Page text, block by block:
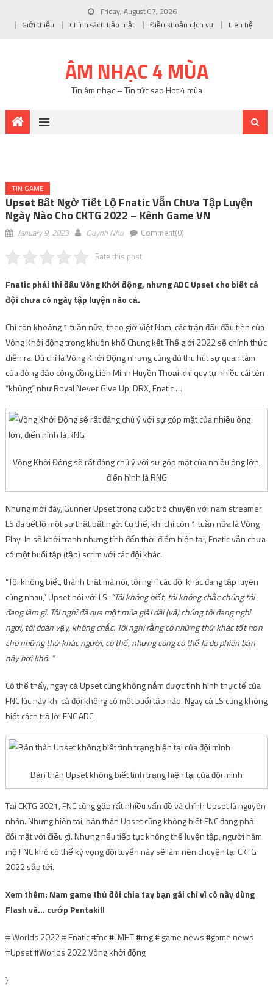
Friday, August 07, 2026
Giới thiệu
Chính sách bảo mật Điều khoản dịch vụ Liên hệ
ÂM NHẠC 4 MÙA
Tin âm nhạc – Tin tức sao Hot 4 mùa
TIN GAME
Upset Bất Ngờ Tiết Lộ Fnatic Vẫn Chưa Tập Luyện
Ngày Nào Cho CKTG 2022 – Kênh Game VN
January 9, 2023 Quynh Nhu Comment(0)
Rate this post
Fnatic phải thi đấu Vòng Khởi động, nhưng ADC Upset cho biết cả
đội chưa có ngày tập luyện nào cả.
Chỉ còn khoảng 1 tuần nữa, theo giờ Việt Nam, các trận đấu đầu tiên của
Vòng Khởi động trong khuôn khổ Chung kết Thế giới 2022 sẽ chính thức
diễn ra. Dù chỉ là Vòng Khởi Động nhưng cũng đủ thu hút sự quan tâm
của đông đảo cộng đồng Liên Minh Huyền Thoại khi quy tụ nhiều cái tên
“khủng” như Royal Never Give Up, DRX, Fnatic …
Vòng Khởi Động sẽ rất đáng chú ý với sự góp mặt của nhiều ông lớn,
điển hình là RNG
Nhưng mới đây, Gunner Upset trong cuộc trò chuyện với nam streamer
LS đã tiết lộ một sự thật bất ngờ. Cụ thể, khi chỉ còn 1 tuần nữa là Vòng
Play-In sẽ khởi tranh nhưng tính đến thời điểm hiện tại, Fnatic vẫn chưa
có một buổi tập (tập) scrim với các đội khác.
“Tôi không biết, thành thật mà nói, tôi nghĩ các đội khác đang tập luyện
cùng nhau,” Upset nói với LS. “Tôi không biết, tôi không chắc chúng tôi
đang làm gì. Tôi nghĩ đã qua một mùa giải dài (và) chúng tôi đang nghỉ
ngơi, tôi đoán vậy, không chắc. Tôi nghĩ rằng có những thứ khác tốt hơn
cho những thứ khác người, có thể, nhưng cũng có thể là do phiên bản
này hơi khó. ”
Có thể thấy, ngay cả Upset cũng không nắm được tình hình thực tế của
FNC lúc này khi cả đội không có một buổi tập nào. Ngay cả LS cũng không
biết cách trả lời FNC ADC.
Bản thân Upset không biết tình trạng hiện tại của đội mình
Tại CKTG 2021, FNC cũng gặp rất nhiều vấn đề và chính Upset là nguyên
nhân. Nhưng hiện tại, bản thân Upset cũng không biết FNC đang phải
đối mặt với điều gì. Nhưng nếu tiếp tục không thể luyện tập, người hâm
mộ FNC khó có thể kỳ vọng đội tuyển này sẽ làm nên chuyện tại CKTG
2022 sắp tới.
Xem thêm: Nam game thủ đòi chia tay bạn gái chỉ vì cô này dùng
Flash và… cướp Pentakill
# Worlds 2022 # Fnatic #fnc #LMHT #rng # game news #game news
#Upset #Worlds 2022 Vòng khởi động
}